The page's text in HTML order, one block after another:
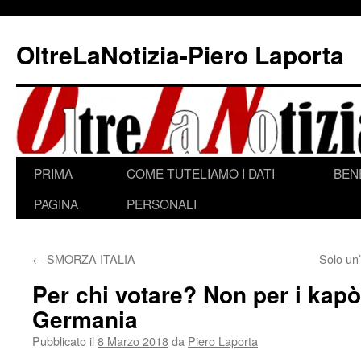
contenuto
OltreLaNotizia-Piero Laporta
PRIMA
PAGINA
COME TUTELIAMO I DATI
PERSONALI
← SMORZA ITALIA Solo
Per chi votare? Non per i
Germania
Pubblicato il 8 Marzo 2018da Piero Laporta